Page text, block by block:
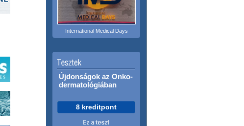
International Medical Days
Újdonságok az Onko-
dermatológiában
8 kreditpont